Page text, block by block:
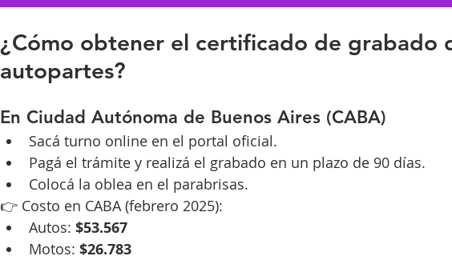
¿Cómo obtener el certificado de grabado
autopartes?
En Ciudad Autónoma de Buenos Aires (CABA)
Sacá turno online en el portal oficial.
Pagá el trámite y realizá el grabado en un plazo de 90 días.
Colocá la oblea en el parabrisas.
👉 Costo en CABA (febrero 2025):
Autos: $53.567
Motos: $26.783